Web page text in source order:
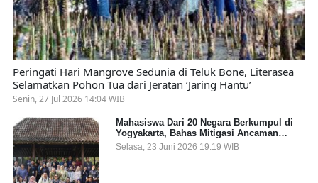
Peringati Hari Mangrove Sedunia di Teluk Bone, Literasea
Selamatkan Pohon Tua dari Jeratan ‘Jaring Hantu’
Senin, 27 Jul 2026 14:04 WIB
Mahasiswa Dari 20 Negara Berkumpul di
Yogyakarta, Bahas Mitigasi Ancaman
Kesehatan Global
Selasa, 23 Juni 2026 19:19 WIB